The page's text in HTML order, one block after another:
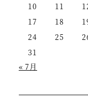
10
11
17
18
24
25
31
« 7月